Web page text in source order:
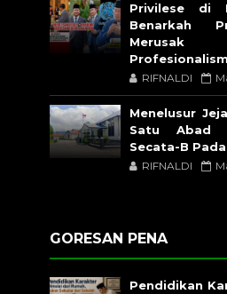
Privilese di
Benarkah
RIFNALDI
Menelusur
Satu Abad
Secata-B
RIFNALDI
GORESAN PENA
Pendidikan